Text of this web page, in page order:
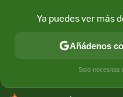
MÓVIL Y
Ya puedes ver más
Añádenos
Solo necesitas